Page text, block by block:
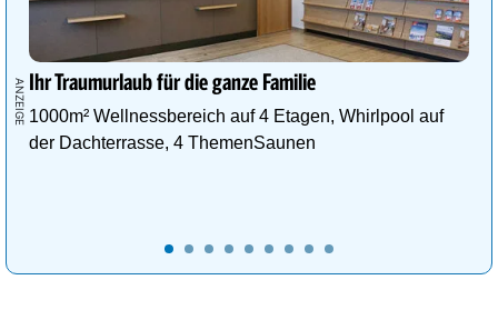
Ihr Traumurlaub für die ganze Familie
1000m² Wellnessbereich auf 4 Etagen, Whirlpool auf
der Dachterrasse, 4 ThemenSaunen